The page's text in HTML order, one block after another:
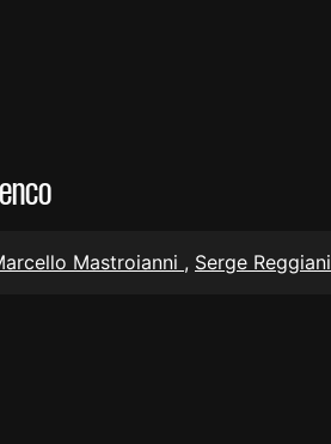
Mastroianni , Serge Reggiani